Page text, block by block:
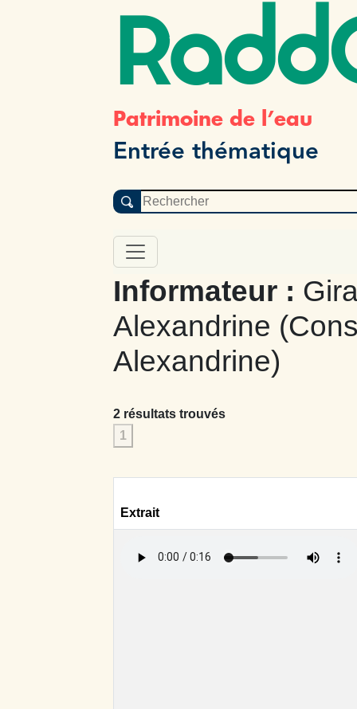
Patrimoine de l’eau
Entrée thématique
Informateur :
Alexandrine
Alexandrine)
2 résultats trouvés
1
Extrait